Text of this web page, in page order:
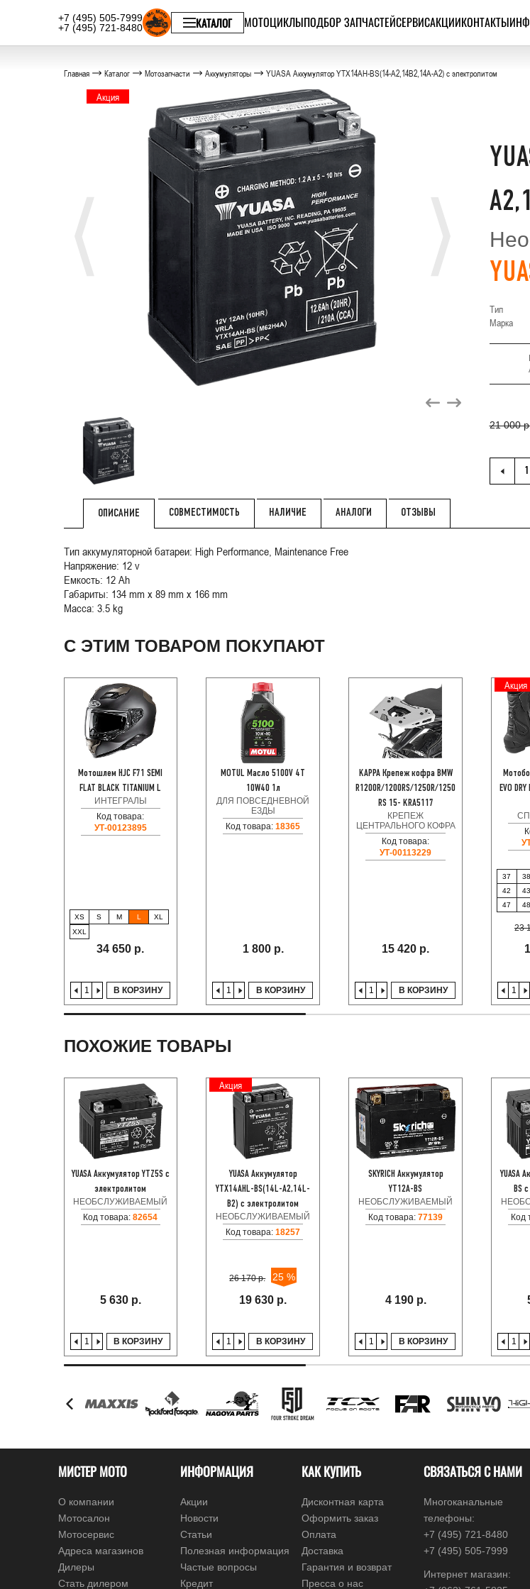
+7 (495) 505-7999
+7 (495) 721-8480
КАТАЛОГ МОТОЦИКЛЫПОДБОР ЗАПЧАСТЕЙСЕРВИСАКЦИИКОНТАКТЫ
Главная Каталог Мотозапчасти Аккумуляторы YUASA Аккумулятор YTX14AH-BS(14-A2,14B2,14A-A2) с электролитом
Акция
Тип
Марка
21 000
ОПИСАНИЕ СОВМЕСТИМОСТЬ НАЛИЧИЕ АНАЛОГИ ОТЗЫВЫ
Тип аккумуляторной батареи: High Performance, Maintenance Free
Напряжение: 12 v
Емкость: 12 Ah
Габариты: 134 mm x 89 mm x 166 mm
Масса: 3.5 kg
С ЭТИМ ТОВАРОМ ПОКУПАЮТ
Мотошлем HJC F71 SEMI
FLAT BLACK TITANIUM L
ИНТЕГРАЛЫ
Код товара:
УТ-00123895
XS S M L
XL
XXL
34 650 р.
В КОРЗИНУ
MOTUL Масло 5100V 4T
10W40 1л
ДЛЯ ПОВСЕДНЕВНОЙ
ЕЗДЫ
Код товара:18365
1 800 р.
В КОРЗИНУ
KAPPA Крепеж кофра BMW
R1200R/1200RS/1250R/1250
RS 15- KRA5117
КРЕПЕЖ
ЦЕНТРАЛЬНОГО КОФРА
Код товара:
УТ-00113229
15 420 р.
В КОРЗИНУ
Акция
EVO
37 38
42
43
47
48
23
ПОХОЖИЕ ТОВАРЫ
YUASA Аккумулятор YTZ5S с
электролитом
НЕОБСЛУЖИВАЕМЫЙ
Код товара:82654
5 630 р.
В КОРЗИНУ
Акция
YUASA Аккумулятор
YTX14AHL-BS(14L-A2,14L-
B2) с электролитом
НЕОБСЛУЖИВАЕМЫЙ
Код товара:18257
26 170 р. 25 %
19 630 р.
В КОРЗИНУ
SKYRICH Аккумулятор
YT12A-BS
НЕОБСЛУЖИВАЕМЫЙ
Код товара:77139
4 190 р.
В КОРЗИНУ
YUASA
BS
Код
МИСТЕР МОТО
О компании
Мотосалон
Мотосервис
Адреса магазинов
Дилеры
Стать дилером
ИНФОРМАЦИЯ
Акции
Новости
Статьи
Полезная информация
Частые вопросы
Кредит
КАК КУПИТЬ
Дисконтная карта
Оформить заказ
Оплата
Доставка
Гарантия и возврат
Пресса о нас
СВЯЗАТЬСЯ С НАМИ
Многоканальные
телефоны:
+7 (495) 721-8480
+7 (495) 505-7999
Интернет магазин: